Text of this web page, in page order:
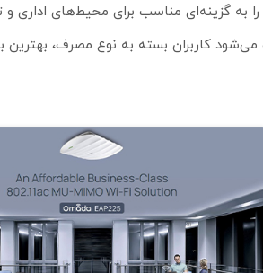
به گزینه‌ای مناسب برای محیط‌های اداری و
کاربران بسته به نوع مصرف، بهترین